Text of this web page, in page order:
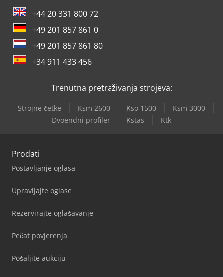
+44 20 331 800 72
+49 201 857 861 0
+49 201 857 861 80
+34 911 433 456
Trenutna pretraživanja strojeva:
Strojne četke Ksm 2600 Kso 1500
Ksm 3000
Dvoendni profiler
Kstas Ktk
Prodati
Postavljanje oglasa
Upravljajte oglase
Rezervirajte oglašavanje
Pečat povjerenja
Pošaljite aukciju